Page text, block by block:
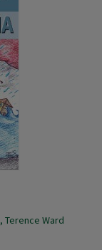
, Terence Ward